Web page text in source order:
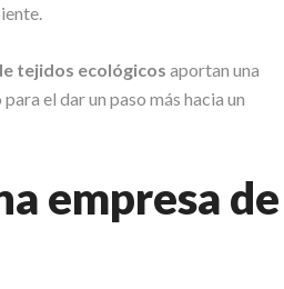
tejidos ecológicos aportan una
el dar un paso más hacia un
empresa de